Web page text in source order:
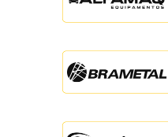
IMPRENSA